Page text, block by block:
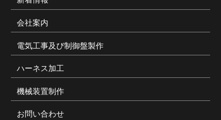
会社案内
電気工事及び制御盤製作
ハーネス加工
機械装置制作
お問い合わせ